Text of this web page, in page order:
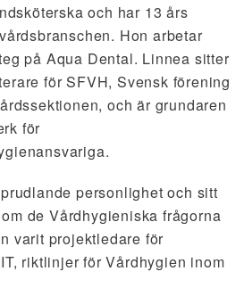
och har 13 års
Hon arbetar
på Aqua Dental. Linnea sitter
för SFVH, Svensk förening
och är grundaren
för
personlighet och sitt
de Vårdhygieniska frågorna
varit projektledare för
riktlinjer för Vårdhygien inom